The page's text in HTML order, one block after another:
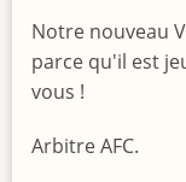
Notre nouveau
parce qu'il est
vous !
Arbitre AFC.